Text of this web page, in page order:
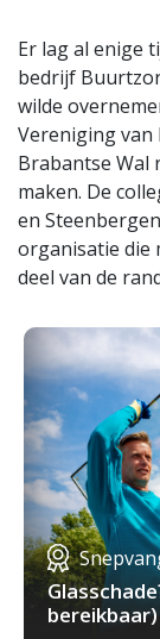
Er lag al enige
bedrijf
wilde
Vereniging van
Brabantse Wal
maken. De
en
organisatie die
deel van de
bereikbaar)